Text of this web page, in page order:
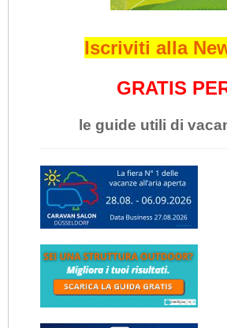
Iscriviti alla
GRATIS
le guide utili di